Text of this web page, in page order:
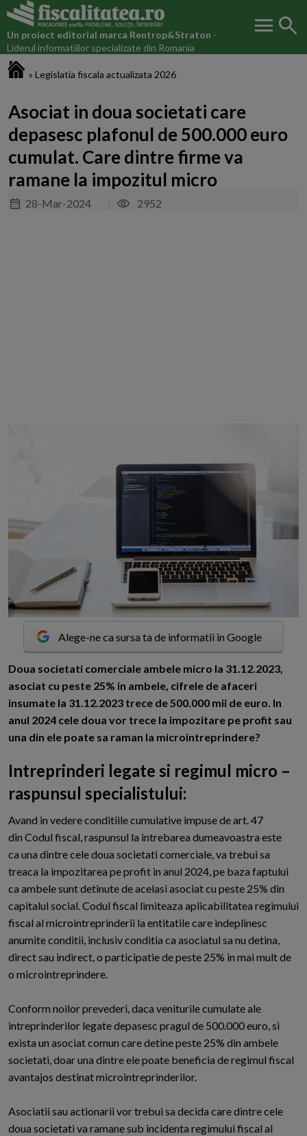
Un proiect editorial marca Rentrop&Straton -
Liderul informatiilor specializate din Romania
menu search
» Legislatia fiscala actualizata 2026
Asociat in doua societati care
depasesc plafonul de 500.000 euro
cumulat. Care dintre firme va
ramane la impozitul micro
28-Mar-2024 2952
Alege-ne ca sursa ta de informatii in Google
Doua societati comerciale ambele micro la 31.12.2023,
asociat cu peste 25% in ambele, cifrele de afaceri
insumate la 31.12.2023 trece de 500.000 mii de euro. In
anul 2024 cele doua vor trece la impozitare pe profit sau
una din ele poate sa raman la microintreprindere?
Intreprinderi legate si regimul micro –
raspunsul specialistului:
Avand in vedere conditiile cumulative impuse de art. 47
din Codul fiscal, raspunsul la intrebarea dumeavoastra este
ca una dintre cele doua societati comerciale, va trebui sa
treaca la impozitarea pe profit in anul 2024, pe baza faptului
ca ambele sunt detinute de acelasi asociat cu peste 25% din
capitalul social. Codul fiscal limiteaza aplicabilitatea regimului
fiscal al microintreprinderii la entitatile care indeplinesc
anumite conditii, inclusiv conditia ca asociatul sa nu detina,
direct sau indirect, o participatie de peste 25% in mai mult de
o microintreprindere.
Conform noilor prevederi, daca veniturile cumulate ale
intreprinderilor legate depasesc pragul de 500.000 euro, si
exista un asociat comun care detine peste 25% din ambele
societati, doar una dintre ele poate beneficia de regimul fiscal
avantajos destinat microintreprinderilor.
Asociatii sau actionarii vor trebui sa decida care dintre cele
doua societati va ramane sub incidenta regimului fiscal al